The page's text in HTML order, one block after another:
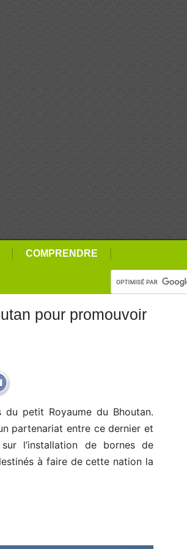
COMPRENDRE
pour promouvoir
du petit Royaume du Bhoutan.
partenariat entre ce dernier et
l’installation de bornes de
à faire de cette nation la